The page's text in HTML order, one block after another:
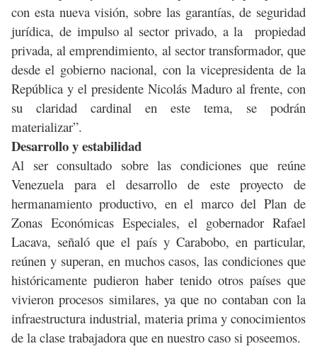
con esta nueva visión, sobre las garantías, de seguridad
jurídica, de impulso al sector privado, a la propiedad
privada, al emprendimiento, al sector transformador, que
desde el gobierno nacional, con la vicepresidenta de la
República y el presidente Nicolás Maduro al frente, con
su claridad cardinal en este tema, se podrán
materializar”.
Desarrollo y estabilidad
Al ser consultado sobre las condiciones que reúne
Venezuela para el desarrollo de este proyecto de
hermanamiento productivo, en el marco del Plan de
Zonas Económicas Especiales, el gobernador Rafael
Lacava, señaló que el país y Carabobo, en particular,
reúnen y superan, en muchos casos, las condiciones que
históricamente pudieron haber tenido otros países que
vivieron procesos similares, ya que no contaban con la
infraestructura industrial, materia prima y conocimientos
de la clase trabajadora que en nuestro caso si poseemos.